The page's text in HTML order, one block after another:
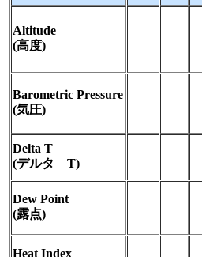
Altitude
(高度)
Barometric Pressure
(気圧)
Delta T
(デルタ T)
Dew Point
(露点)
Heat Index